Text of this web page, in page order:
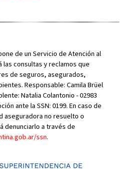
de un Servicio de Atención al
consultas y reclamos que
de seguros, asegurados,
Responsable: Camila Brüel
Natalia Colantonio - 02983
ante la SSN: 0199. En caso de
aseguradora no resuelto o
denunciarlo a través de
ssn.